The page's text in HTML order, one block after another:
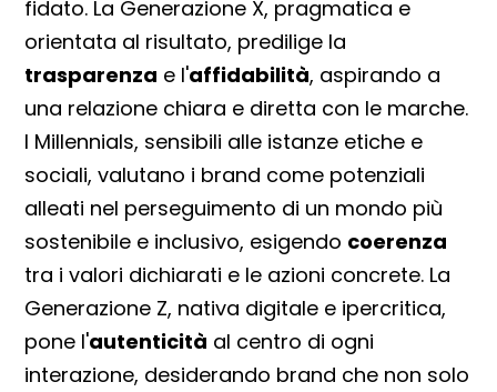
fidato. La Generazione X, pragmatica e
orientata al risultato, predilige la
trasparenza e l'affidabilità, aspirando a
una relazione chiara e diretta con le marche.
I Millennials, sensibili alle istanze etiche e
sociali, valutano i brand come potenziali
alleati nel perseguimento di un mondo più
sostenibile e inclusivo, esigendo coerenza
tra i valori dichiarati e le azioni concrete. La
Generazione Z, nativa digitale e ipercritica,
pone l'autenticità al centro di ogni
interazione, desiderando brand che non solo